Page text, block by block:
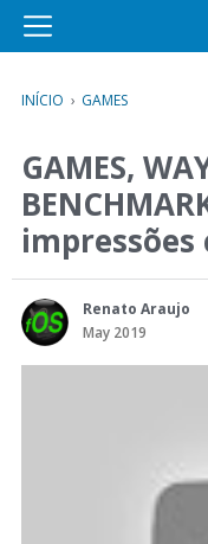
M
n
u
INÍCIO › GAMES
GAMES,
impressões
Renato Araujo
May 2019